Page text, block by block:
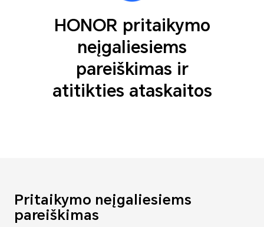
HONOR pritaikymo
neįgaliesiems
pareiškimas ir
atitikties ataskaitos
Pritaikymo neįgaliesiems
pareiškimas